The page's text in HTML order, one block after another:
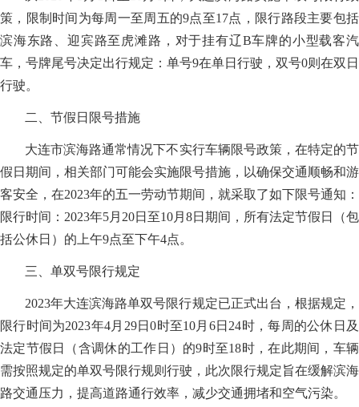
策，限制时间为每周一至周五的9点至17点，限行路段主要包括
滨海东路、迎宾路至虎滩路，对于挂有辽B车牌的小型载客汽
车，号牌尾号决定出行规定：单号9在单日行驶，双号0则在双日
行驶。
二、节假日限号措施
大连市滨海路通常情况下不实行车辆限号政策，在特定的节
假日期间，相关部门可能会实施限号措施，以确保交通顺畅和游
客安全，在2023年的五一劳动节期间，就采取了如下限号通知：
限行时间：2023年5月20日至10月8日期间，所有法定节假日（包
括公休日）的上午9点至下午4点。
三、单双号限行规定
2023年大连滨海路单双号限行规定已正式出台，根据规定，
限行时间为2023年4月29日0时至10月6日24时，每周的公休日及
法定节假日（含调休的工作日）的9时至18时，在此期间，车辆
需按照规定的单双号限行规则行驶，此次限行规定旨在缓解滨海
路交通压力，提高道路通行效率，减少交通拥堵和空气污染。